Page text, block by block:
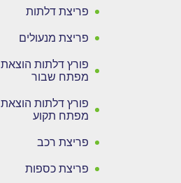
פריצת דלתות
פריצת מנעולים
פורץ דלתות הוצאת
מפתח שבור
פורץ דלתות הוצאת
מפתח תקוע
פריצת רכב
פריצת כספות